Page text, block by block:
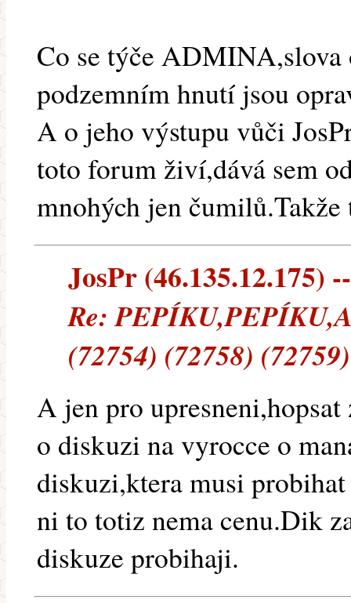
Co se týče ADMINA,slova
podzemním hnutí jsou
A o jeho výstupu vůči
toto forum živí,dává sem
mnohých jen čumilů.Takže
JosPr (46.135.12.175)
Re:
(72754) (72758)
A jen pro
o diskuzi na vyrocce o
diskuzi,ktera musi
ni to totiz nema cenu.Dik
diskuze probihaji.